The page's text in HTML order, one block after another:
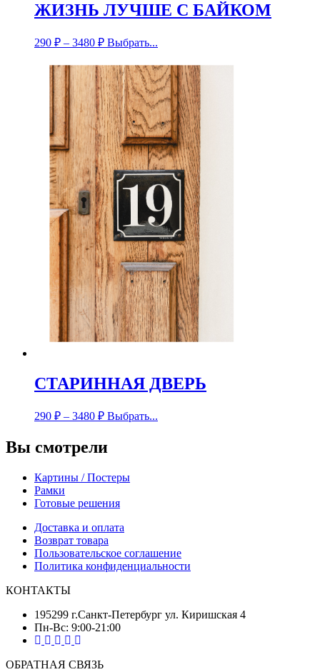
ЖИЗНЬ ЛУЧШЕ С БАЙКОМ
290 ₽ – 3480 ₽ Выбрать...
СТАРИННАЯ ДВЕРЬ
290 ₽ – 3480 ₽ Выбрать...
Вы смотрели
Картины / Постеры
Рамки
Готовые решения
Доставка и оплата
Возврат товара
Пользовательское соглашение
Политика конфиденциальности
КОНТАКТЫ
195299 г.Санкт-Петербург ул. Киришская 4
Пн-Вс: 9:00-21:00
ОБРАТНАЯ СВЯЗЬ